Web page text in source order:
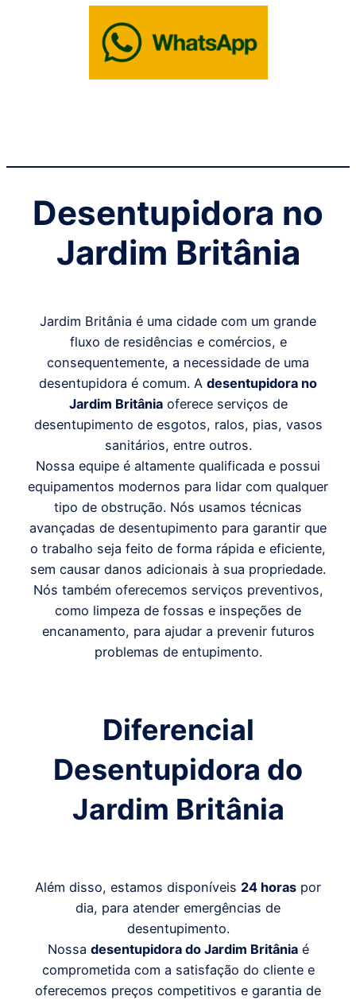
Desentupidora no
Jardim Britânia
Jardim Britânia é uma cidade com um grande
fluxo de residências e comércios, e
consequentemente, a necessidade de uma
desentupidora é comum. A desentupidora no
Jardim Britâniaoferece serviços de
desentupimento de esgotos, ralos, pias, vasos
sanitários, entre outros.
Nossa equipe é altamente qualificada e possui
equipamentos modernos para lidar com qualquer
tipo de obstrução. Nós usamos técnicas
avançadas de desentupimento para garantir que
o trabalho seja feito de forma rápida e eficiente,
sem causar danos adicionais à sua propriedade.
Nós também oferecemos serviços preventivos,
como limpeza de fossas e inspeções de
encanamento, para ajudar a prevenir futuros
problemas de entupimento.
Diferencial
Desentupidora do
Jardim Britânia
Além disso, estamos disponíveis 24 horas por
dia, para atender emergências de
desentupimento.
Nossa desentupidora do Jardim Britâniaé
comprometida com a satisfação do cliente e
oferecemos preços competitivos e garantia de